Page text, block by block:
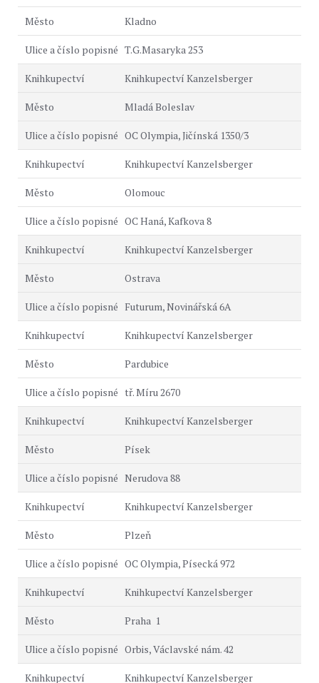
Kladno
T.G.Masaryka 253
Knihkupectví Kanzelsberger
Mladá Boleslav
OC Olympia, Jičínská 1350/3
Knihkupectví Kanzelsberger
Olomouc
OC Haná, Kafkova 8
Knihkupectví Kanzelsberger
Ostrava
Futurum, Novinářská 6A
Knihkupectví Kanzelsberger
Pardubice
tř. Míru 2670
Knihkupectví Kanzelsberger
Písek
Nerudova 88
Knihkupectví Kanzelsberger
Plzeň
OC Olympia, Písecká 972
Knihkupectví Kanzelsberger
Praha 1
Orbis, Václavské nám. 42
Knihkupectví Kanzelsberger